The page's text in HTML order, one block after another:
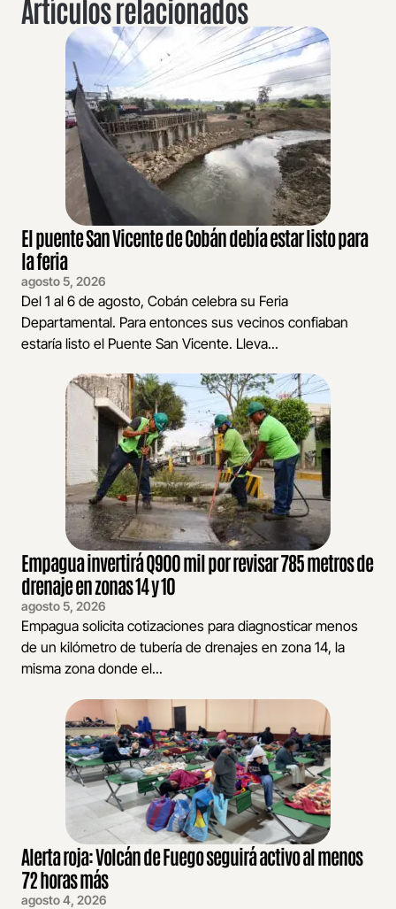
Artículos relacionados
El puente San Vicente de Cobán debía estar listo para
la feria
agosto 5, 2026
Del 1 al 6 de agosto, Cobán celebra su Feria
Departamental. Para entonces sus vecinos confiaban
estaría listo el Puente San Vicente. Lleva...
Empagua invertirá Q900 mil por revisar 785 metros de
drenaje en zonas 14 y 10
agosto 5, 2026
Empagua solicita cotizaciones para diagnosticar menos
de un kilómetro de tubería de drenajes en zona 14, la
misma zona donde el...
Alerta roja: Volcán de Fuego seguirá activo al menos
72 horas más
agosto 4, 2026